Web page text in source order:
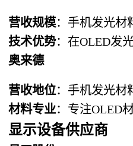
营收规模：手机发光材
技术优势：在OLED发
奥来德
营收地位：手机发光材
材料专业：专注OLED
显示设备供应商